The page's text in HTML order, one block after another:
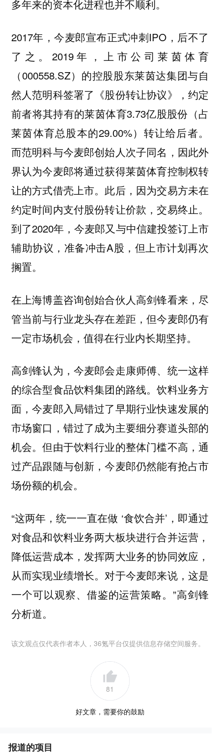
多年来的资本化进程也并不顺利。
2017年，今麦郎宣布正式冲刺IPO，后不了
了之。2019年，上市公司莱茵体育
（000558.SZ）的控股股东莱茵达集团与自
然人范明科签署了《股份转让协议》，约定
前者将其持有的莱茵体育3.73亿股股份（占
莱茵体育总股本的29.00%）转让给后者。
而范明科与今麦郎创始人次子同名，因此外
界认为今麦郎将通过获得莱茵体育控制权转
让的方式借壳上市。此后，因为交易方未在
约定时间内支付股份转让价款，交易终止。
到了2020年，今麦郎又与中信建投签订上市
辅助协议，准备冲击A股，但上市计划再次
搁置。
在上海博盖咨询创始合伙人高剑锋看来，尽
管当前与行业龙头存在差距，但今麦郎仍有
一定市场机会，值得在行业内长期坚持。
高剑锋认为，今麦郎会走康师傅、统一这样
的综合型食品饮料集团的路线。饮料业务方
面，今麦郎入局错过了早期行业快速发展的
市场窗口，错过了成为主要细分赛道头部的
机会。但由于饮料行业的整体门槛不高，通
过产品跟随与创新，今麦郎仍然能有抢占市
场份额的机会。
“这两年，统一一直在做 ‘食饮合并’，即通过
对食品和饮料业务两大板块进行合并运营，
降低运营成本，发挥两大业务的协同效应，
从而实现业绩增长。对于今麦郎来说，这是
一个可以观察、借鉴的运营策略。”高剑锋
分析道。
该文观点仅代表作者本人，36氪平台仅提供信息存储空间服务。
81
好文章，需要你的鼓励
报道的项目